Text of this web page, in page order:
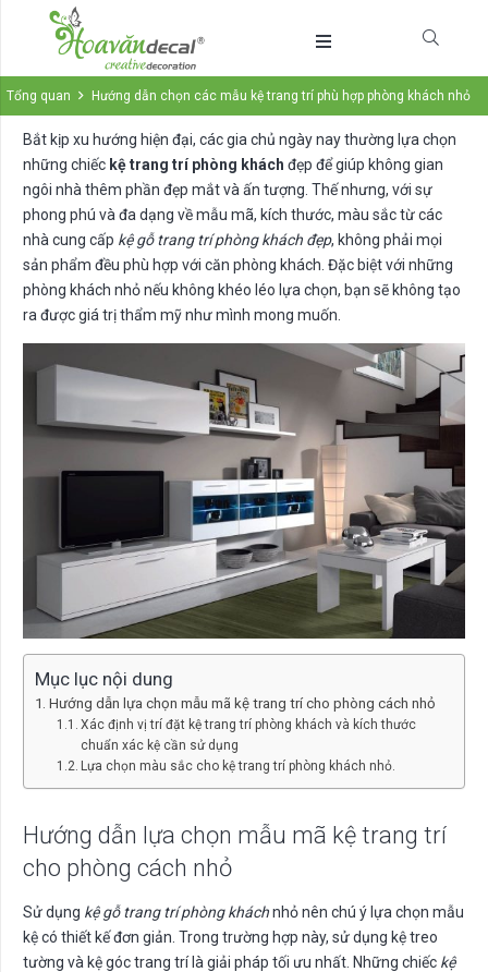
Tổng quan Hướng dẫn chọn các mẫu kệ trang trí phù hợp phòng khách nhỏ
Bắt kịp xu hướng hiện đại, các gia chủ ngày nay thường lựa chọn
những chiếc kệ trang trí phòng khách đẹp để giúp không gian
ngôi nhà thêm phần đẹp mắt và ấn tượng. Thế nhưng, với sự
phong phú và đa dạng về mẫu mã, kích thước, màu sắc từ các
nhà cung cấp kệ gỗ trang trí phòng khách đẹp, không phải mọi
sản phẩm đều phù hợp với căn phòng khách. Đặc biệt với những
phòng khách nhỏ nếu không khéo léo lựa chọn, bạn sẽ không tạo
ra được giá trị thẩm mỹ như mình mong muốn.
Mục lục nội dung
Hướng dẫn lựa chọn mẫu mã kệ trang trí cho phòng cách nhỏ
Xác định vị trí đặt kệ trang trí phòng khách và kích thước
chuẩn xác kệ cần sử dụng
Lựa chọn màu sắc cho kệ trang trí phòng khách nhỏ.
Hướng dẫn lựa chọn mẫu mã kệ trang trí
cho phòng cách nhỏ
Sử dụng kệ gỗ trang trí phòng kháchnhỏ nên chú ý lựa chọn mẫu
kệ có thiết kế đơn giản. Trong trường hợp này, sử dụng kệ treo
tường và kệ góc trang trí là giải pháp tối ưu nhất. Những chiếc kệ